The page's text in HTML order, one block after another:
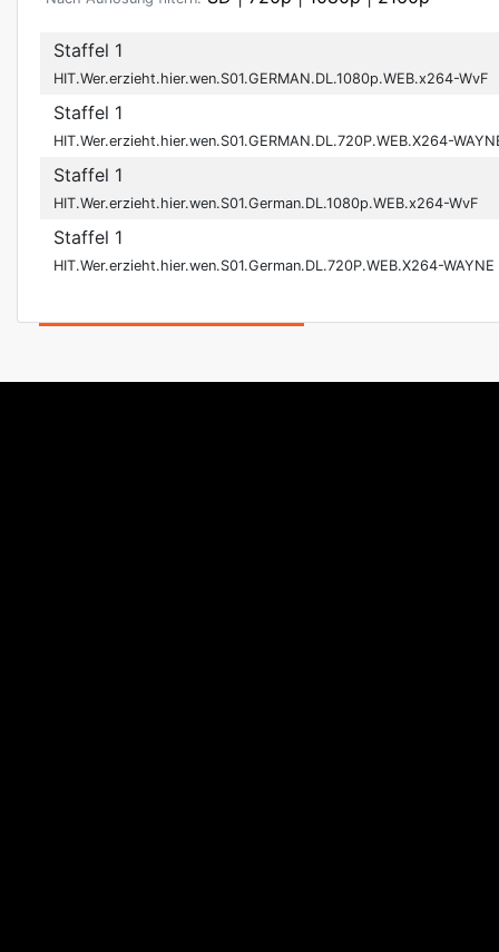
Staffel 1
HIT.Wer.erzieht.hier.wen.S01.GERMAN.DL.1080p.WEB.x264-WvF
Staffel 1
HIT.Wer.erzieht.hier.wen.S01.GERMAN.DL.720P.WEB.X264-
Staffel 1
HIT.Wer.erzieht.hier.wen.S01.German.DL.1080p.WEB.x264-WvF
Staffel 1
HIT.Wer.erzieht.hier.wen.S01.German.DL.720P.WEB.X264-WAYNE